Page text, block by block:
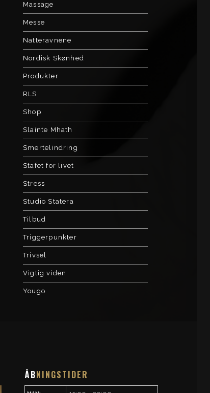
Massage
Messe
Natteravnene
Nordisk Skønhed
Produkter
RLS
Shop
Slainte Mhath
Smertelindring
Stafet for livet
Stress
Studio Statera
Tilbud
Triggerpunkter
Trivsel
Vigtig viden
Yougo
ÅBNINGSTIDER